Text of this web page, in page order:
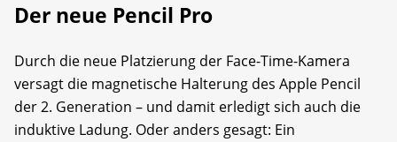
Der neue Pencil Pro
Durch die neue Platzierung der Face-Time-Kamera
versagt die magnetische Halterung des Apple Pencil
der 2. Generation – und damit erledigt sich auch die
induktive Ladung. Oder anders gesagt: Ein